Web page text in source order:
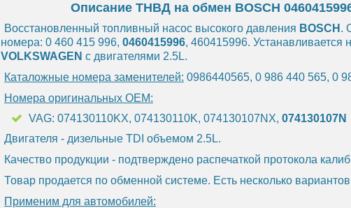
Описание ТНВД на обмен BOSCH
Восстановленный топливный насос высокого давления BOSCH .
номера: 0 460 415 996, 0460415996, 460415996. Устанавливается
VOLKSWAGEN с двигателями 2.5L.
Каталожные номера заменителей: 0986440565, 0 986 440 565, 0
Номера оригинальных OEM:
VAG: 074130110KX, 074130110K, 074130107NX, 074130107N
Двигателя - дизельные TDI объемом 2.5L.
Качество продукции - подтверждено распечаткой протокола
Товар продается по обменной системе. Есть несколько
Применим для автомобилей: